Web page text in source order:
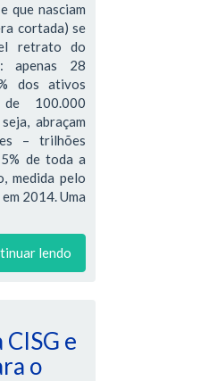
que nasciam
cortada) se
retrato do
apenas 28
dos ativos
100.000
abraçam
– trilhões
de toda a
medida pelo
2014. Uma
lendo
e
o